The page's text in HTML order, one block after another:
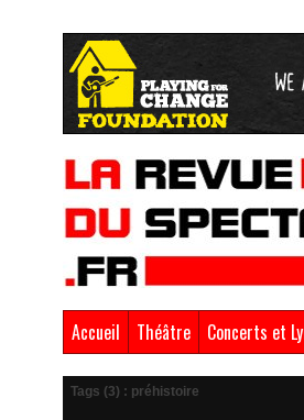
Accueil Théâtre Concerts et
Tags (3) : préhistoire